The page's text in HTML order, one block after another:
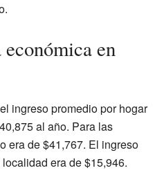
en
ingreso promedio por hogar
al año. Para las
era de $41,767. El ingreso
era de $15,946.